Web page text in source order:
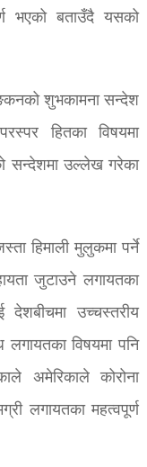
भएको बताउँदै यसको
शुभकामना सन्देश
हितका विषयमा
सन्देशमा उल्लेख गरेका
हिमाली मुलुकमा पर्ने
जुटाउने लगायतका
उच्चस्तरीय
विषयमा पनि
अमेरिकाले कोरोना
लगायतका महत्वपूर्ण